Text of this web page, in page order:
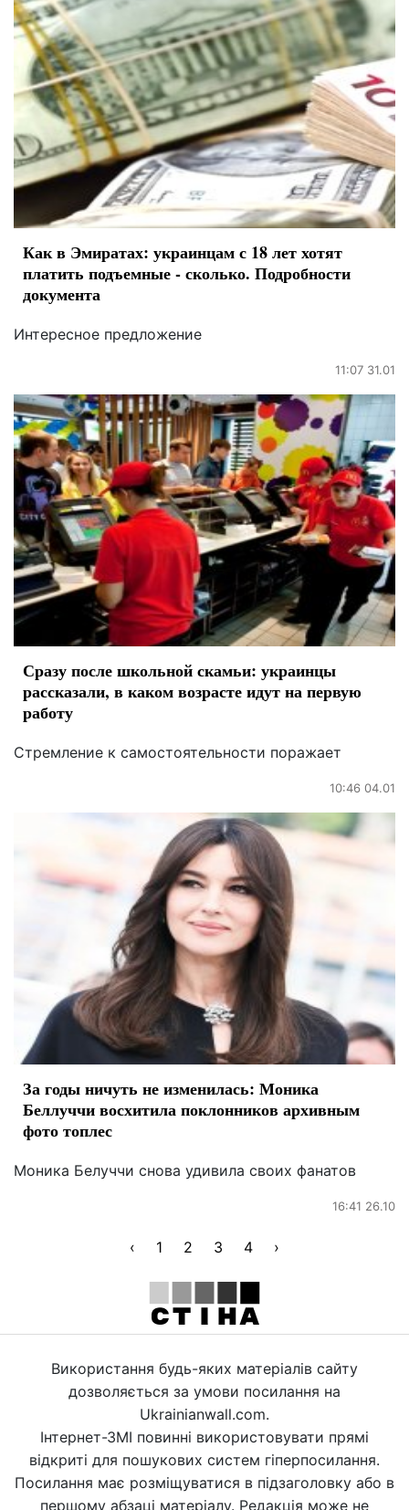
Как в Эмиратах: украинцам с 18 лет хотят
платить подъемные - сколько. Подробности
документа
Интересное предложение
11:07 31.01
Сразу после школьной скамьи: украинцы
рассказали, в каком возрасте идут на первую
работу
Стремление к самостоятельности поражает
10:46 04.01
За годы ничуть не изменилась: Моника
Беллуччи восхитила поклонников архивным
фото топлес
Моника Белуччи снова удивила своих фанатов
16:41 26.10
‹ 1 2 3 4 ›
Використання будь-яких матеріалів сайту
дозволяється за умови посилання на
Ukrainianwall.com.
Інтернет-ЗМІ повинні використовувати прямі
відкриті для пошукових систем гіперпосилання.
Посилання має розміщуватися в підзаголовку або в
першому абзаці матеріалу. Редакція може не